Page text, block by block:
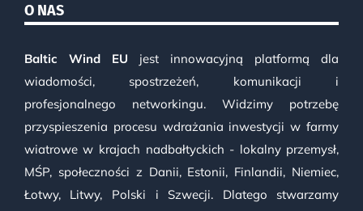
O NAS
Baltic Wind EU jest innowacyjną platformą dla
wiadomości, spostrzeżeń, komunikacji i
profesjonalnego networkingu. Widzimy potrzebę
przyspieszenia procesu wdrażania inwestycji w farmy
wiatrowe w krajach nadbałtyckich - lokalny przemysł,
MŚP, społeczności z Danii, Estonii, Finlandii, Niemiec,
Łotwy, Litwy, Polski i Szwecji. Dlatego stwarzamy